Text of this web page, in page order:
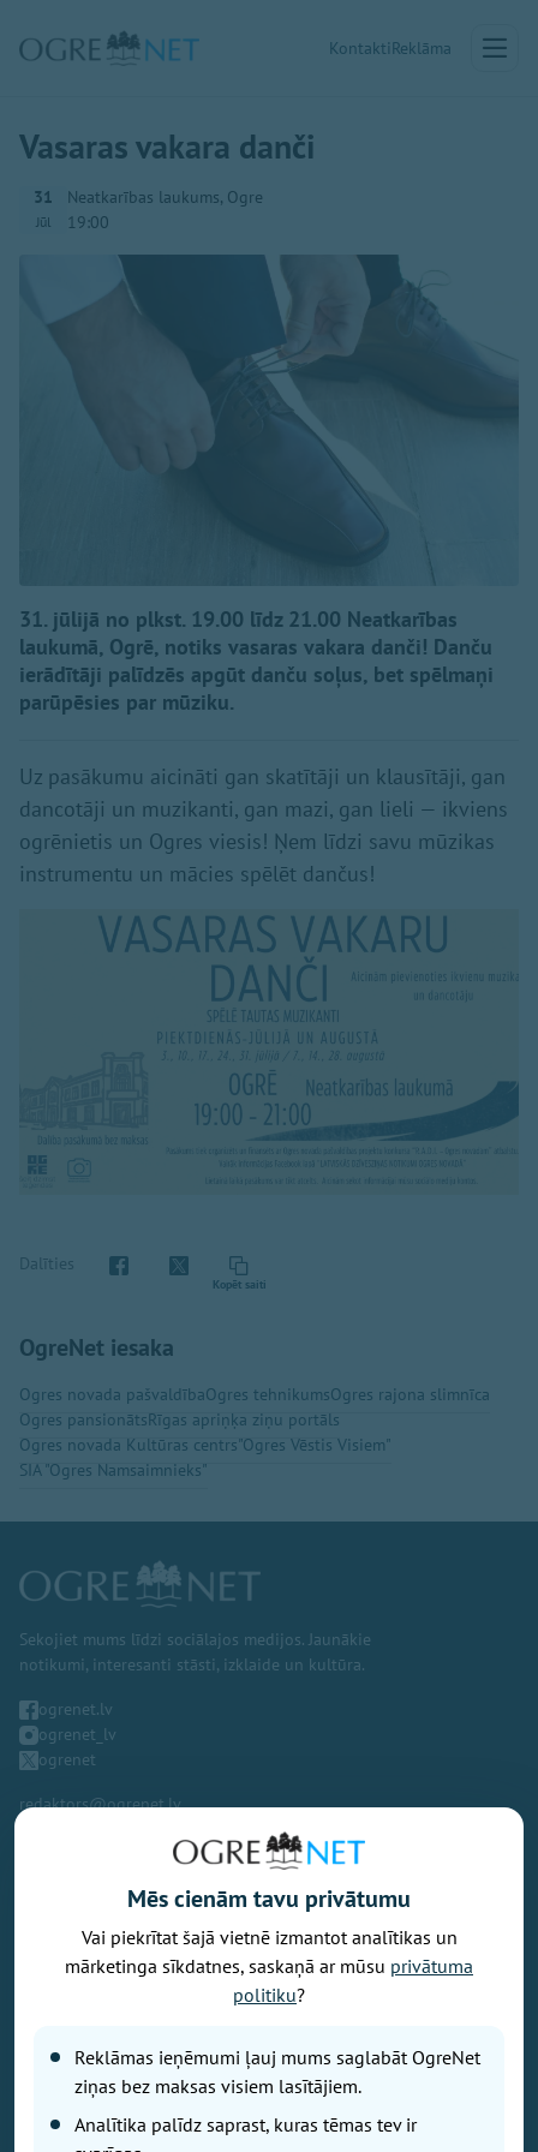
KontaktiReklāma
Vasaras vakara danči
31
Jūl
Neatkarības laukums, Ogre
19:00
31. jūlijā no plkst. 19.00 līdz 21.00 Neatkarības
laukumā, Ogrē, notiks vasaras vakara danči! Danču
ierādītāji palīdzēs apgūt danču soļus, bet spēlmaņi
parūpēsies par mūziku.
Uz pasākumu aicināti gan skatītāji un klausītāji, gan
dancotāji un muzikanti, gan mazi, gan lieli — ikviens
ogrēnietis un Ogres viesis! Ņem līdzi savu mūzikas
instrumentu un mācies spēlēt dančus!
Dalīties
Kopēt saiti
OgreNet iesaka
Ogres novada pašvaldībaOgres tehnikumsOgres rajona slimnīca
Ogres pansionātsRīgas apriņķa ziņu portāls
Ogres novada Kultūras centrs"Ogres Vēstis Visiem"
SIA "Ogres Namsaimnieks"
Sekojiet mums līdzi sociālajos medijos. Jaunākie
notikumi, interesanti stāsti, izklaide un kultūra.
ogrenet.lv
ogrenet_lv
ogrenet
redaktors@ogrenet.lv
Vēlaties izteikt savu viedokli par portālu? Pamanījāt kļūdu? Ir
problēma, ko vēlaties apspriest publiski? Vēlaties iesūtīt rakstu par
Jums aktuālu tēmu? Varbūt Jums vajadzīgs padoms? Rakstiet uz
Izdevējs: SIA "Ogres Balss".
Juridiskā adrese: Lāčplēša iela 24
Mēs cienām tavu privātumu
Vai piekrītat šajā vietnē izmantot analītikas un
mārketinga sīkdatnes, saskaņā ar mūsu privātuma
politiku?
Reklāmas ieņēmumi ļauj mums saglabāt OgreNet
ziņas bez maksas visiem lasītājiem.
Analītika palīdz saprast, kuras tēmas tev ir